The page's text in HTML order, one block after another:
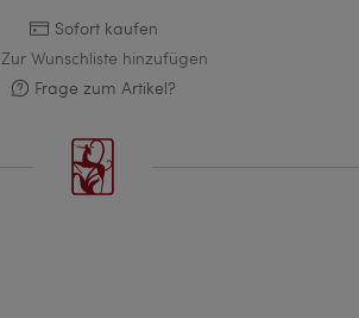
Sofort kaufen
Zur Wunschliste hinzufügen
Frage zum Artikel?